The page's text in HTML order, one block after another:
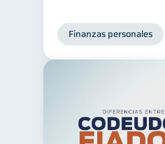
Finanzas personales